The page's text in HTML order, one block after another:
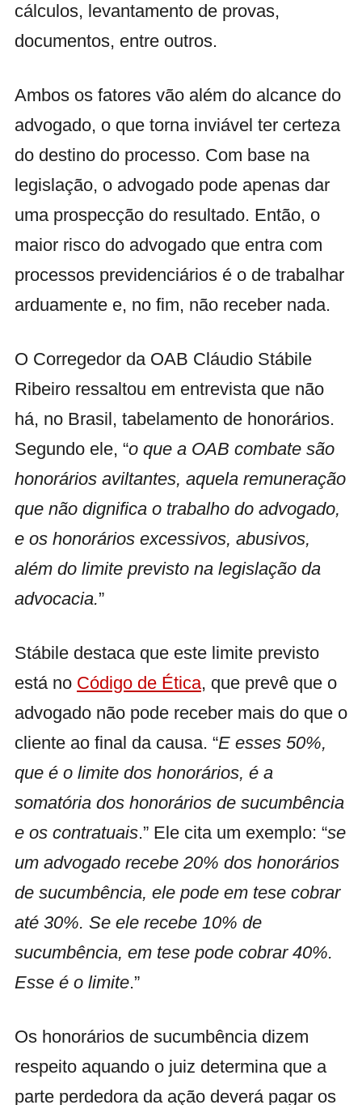
cálculos, levantamento de provas,
documentos, entre outros.
Ambos os fatores vão além do alcance do
advogado, o que torna inviável ter certeza
do destino do processo. Com base na
legislação, o advogado pode apenas dar
uma prospecção do resultado. Então, o
maior risco do advogado que entra com
processos previdenciários é o de trabalhar
arduamente e, no fim, não receber nada.
O Corregedor da OAB Cláudio Stábile
Ribeiro ressaltou em entrevista que não
há, no Brasil, tabelamento de honorários.
Segundo ele, “o que a OAB combate são
honorários aviltantes, aquela remuneração
que não dignifica o trabalho do advogado,
e os honorários excessivos, abusivos,
além do limite previsto na legislação da
advocacia.”
Stábile destaca que este limite previsto
está no Código de Ética, que prevê que o
advogado não pode receber mais do que o
cliente ao final da causa. “E esses 50%,
que é o limite dos honorários, é a
somatória dos honorários de sucumbência
e os contratuais.” Ele cita um exemplo: “se
um advogado recebe 20% dos honorários
de sucumbência, ele pode em tese cobrar
até 30%. Se ele recebe 10% de
sucumbência, em tese pode cobrar 40%.
Esse é o limite.”
Os honorários de sucumbência dizem
respeito aquando o juiz determina que a
parte perdedora da ação deverá pagar os